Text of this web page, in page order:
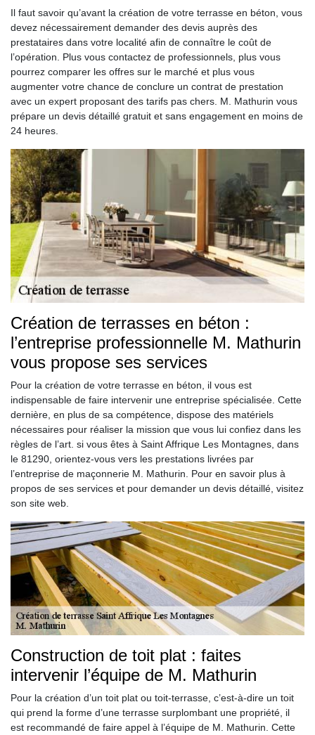
Il faut savoir qu’avant la création de votre terrasse en béton, vous
devez nécessairement demander des devis auprès des
prestataires dans votre localité afin de connaître le coût de
l’opération. Plus vous contactez de professionnels, plus vous
pourrez comparer les offres sur le marché et plus vous
augmenter votre chance de conclure un contrat de prestation
avec un expert proposant des tarifs pas chers. M. Mathurin vous
prépare un devis détaillé gratuit et sans engagement en moins de
24 heures.
Création de terrasses en béton :
l’entreprise professionnelle M. Mathurin
vous propose ses services
Pour la création de votre terrasse en béton, il vous est
indispensable de faire intervenir une entreprise spécialisée. Cette
dernière, en plus de sa compétence, dispose des matériels
nécessaires pour réaliser la mission que vous lui confiez dans les
règles de l’art. si vous êtes à Saint Affrique Les Montagnes, dans
le 81290, orientez-vous vers les prestations livrées par
l’entreprise de maçonnerie M. Mathurin. Pour en savoir plus à
propos de ses services et pour demander un devis détaillé, visitez
son site web.
Construction de toit plat : faites
intervenir l’équipe de M. Mathurin
Pour la création d’un toit plat ou toit-terrasse, c’est-à-dire un toit
qui prend la forme d’une terrasse surplombant une propriété, il
est recommandé de faire appel à l’équipe de M. Mathurin. Cette